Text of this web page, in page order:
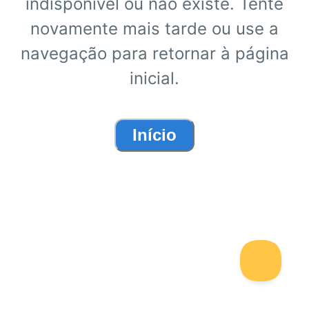
novamente mais tarde ou use a
navegação para retornar à página
inicial.
Início